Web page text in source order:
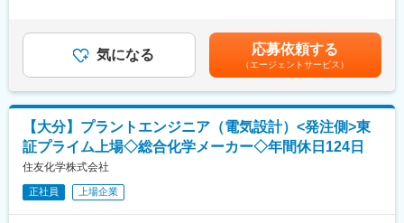
特許データなどを基に選出される「トップ100 グローバル・イ
ノベーター」にも2年連続選出されており、グループでの海外市場
受賞しています。
また、当社は社員に「自らの能力を最大限に活かせる環境」を提
供するために、あらゆる面で細かいケアを行っています。その理
念は社風や制度に反映されています。
変更の範囲：会社の定める業務
・住宅手当、家族手当など福利厚生も充実！
・社会保険の金額を一部負担(社会保険料の負担割合が、会社60:
従業員40になっておりますので、実際の手取りが多くなっており
◆職務内容：
工場で生産している製品のコスト最適化検討と、お客様の要望に
応じた製品改良検討が主な業務です。
◆業務詳細：
・原材料の配合や評価
・既存塗料の製品改良
する可能性があります。月給(月額)は固定手当を含めた表記です。
気になる 応募依頼する
（エージェントサービス）
【大分】プラントエンジニア（電気設計）<発注側>東
証プライム上場◇総合化学メーカー◇年間休日124日
住友化学株式会社
正社員 上場企業